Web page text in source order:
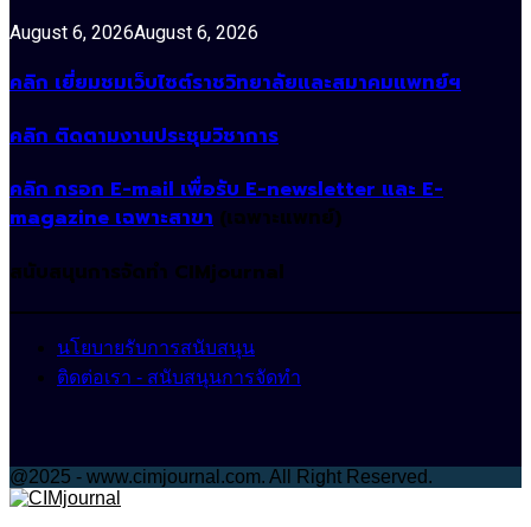
August 6, 2026August 6, 2026
คลิก เยี่ยมชมเว็บไซต์ราชวิทยาลัยและสมาคมแพทย์ฯ
คลิก ติดตามงานประชุมวิชาการ
คลิก กรอก E-mail เพื่อรับ E-newsletter และ E-
magazine เฉพาะสาขา (เฉพาะแพทย์)
สนับสนุนการจัดทำ CIMjournal
นโยบายรับการสนับสนุน
ติดต่อเรา - สนับสนุนการจัดทำ
@2025 - www.cimjournal.com. All Right Reserved.